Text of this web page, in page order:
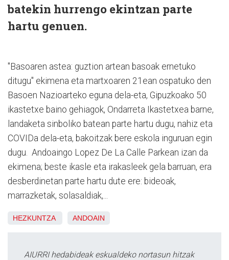
batekin hurrengo ekintzan parte
hartu genuen.
"Basoaren astea: guztion artean basoak ernetuko
ditugu" ekimena eta martxoaren 21ean ospatuko den
Basoen Nazioarteko eguna dela-eta, Gipuzkoako 50
ikastetxe baino gehiagok, Ondarreta Ikastetxea barne,
landaketa sinboliko batean parte hartu dugu, nahiz eta
COVIDa dela-eta, bakoitzak bere eskola inguruan egin
dugu. Andoaingo Lopez De La Calle Parkean izan da
ekimena; beste ikasle eta irakasleek gela barruan, era
desberdinetan parte hartu dute ere: bideoak,
marrazketak, solasaldiak,...
HEZKUNTZA ANDOAIN
AIURRI hedabideak eskualdeko nortasun hitzak